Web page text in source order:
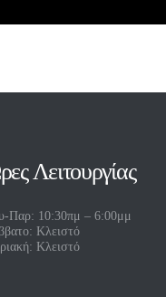
Λειτουργίας
Παρ: 10:30πμ – 6:00μμ
Κλειστό
Κλειστό